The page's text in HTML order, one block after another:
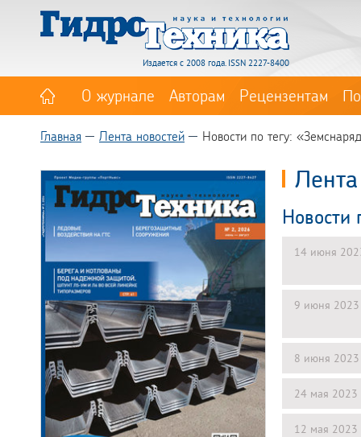
Издается с 2008 года. ISSN 2227-8400
О журнале Авторам Рецензентам
Главная Лента новостей Новости по тегу:
Новости
14 июня
9 июня 2023
8 июня 2023
24 мая 2023
12 мая 2023